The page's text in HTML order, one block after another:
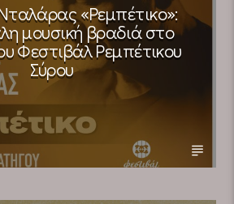
«Ρεμπέτικο»:
μουσική βραδιά στο
Φεστιβάλ Ρεμπέτικου
Σύρου